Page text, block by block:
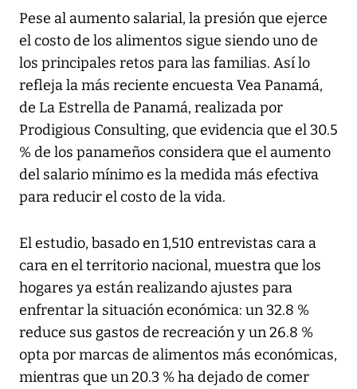
Pese al aumento salarial, la presión que ejerce
el costo de los alimentos sigue siendo uno de
los principales retos para las familias. Así lo
refleja la más reciente encuesta Vea Panamá,
de La Estrella de Panamá, realizada por
Prodigious Consulting, que evidencia que el 30.5
% de los panameños considera que el aumento
del salario mínimo es la medida más efectiva
para reducir el costo de la vida.
El estudio, basado en 1,510 entrevistas cara a
cara en el territorio nacional, muestra que los
hogares ya están realizando ajustes para
enfrentar la situación económica: un 32.8 %
reduce sus gastos de recreación y un 26.8 %
opta por marcas de alimentos más económicas,
mientras que un 20.3 % ha dejado de comer